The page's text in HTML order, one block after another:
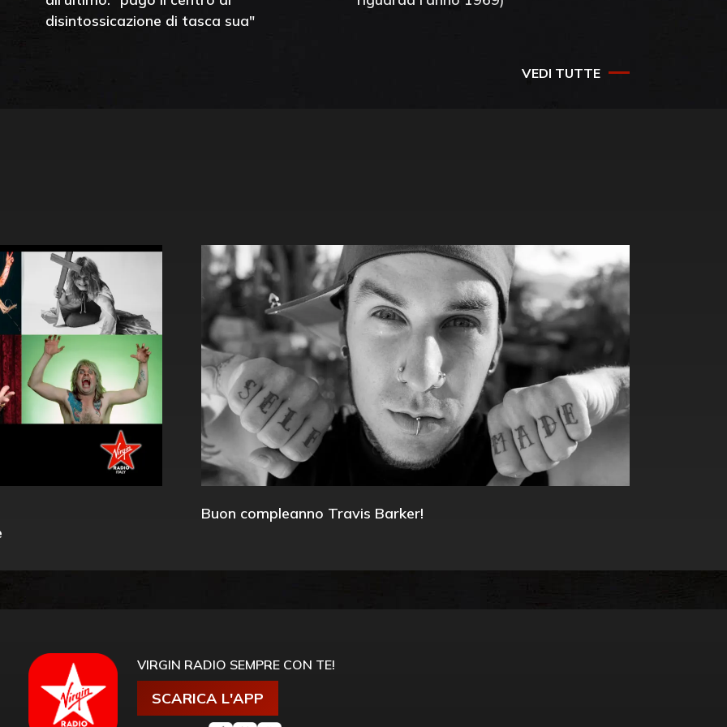
disintossicazione di tasca sua"
VEDI TUTTE
Buon compleanno Travis Barker!
VIRGIN RADIO SEMPRE CON TE!
SCARICA L'APP